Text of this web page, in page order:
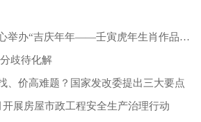
举办“吉庆年年——壬寅虎年生肖作品展”
歧待化解
、价高难题？国家发改委提出三大要点
展房屋市政工程安全生产治理行动